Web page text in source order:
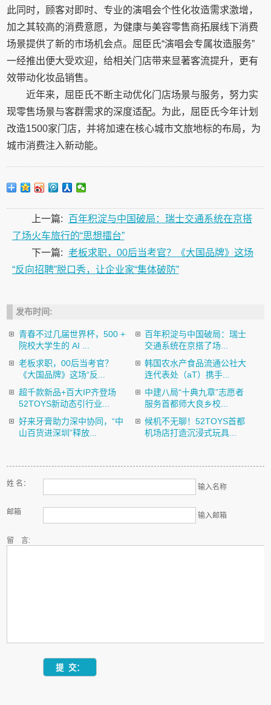
此同时，顾客对即时、专业的演唱会个性化妆造需求激增，
加之其较高的消费意愿，为健康与美容零售商拓展线下消费
场景提供了新的市场机会点。屈臣氏“演唱会专属妆造服务”
一经推出便大受欢迎，给相关门店带来显著客流提升，更有
效带动化妆品销售。
近年来，屈臣氏不断主动优化门店场景与服务，努力实
现零售场景与客群需求的深度适配。为此，屈臣氏今年计划
改造1500家门店，并将加速在核心城市文旅地标的布局，为
城市消费注入新动能。
上一篇:
百年积淀与中国破局：瑞士交通系统在京搭
了场火车旅行的“思想擂台”
下一篇: 老板求职，00后当考官？《大国品牌》这场
“反向招聘”脱口秀，让企业家“集体破防”
发布时间:
青春不过几届世界杯，500 +
院校大学生的 AI ...
百年积淀与中国破局：瑞士
交通系统在京搭了场...
老板求职，00后当考官？
《大国品牌》这场“反...
韩国农水产食品流通公社大
连代表处（aT）携手...
超千款新品+百大IP齐登场
52TOYS新动态引行业...
中建八局“十典九章”志愿者
服务首都师大良乡校...
好来牙膏助力深中协同，“中
山百货进深圳”释放...
候机不无聊！52TOYS首都
机场店打造沉浸式玩具...
姓 名： 输入名称
邮箱 输入邮箱
留 言: